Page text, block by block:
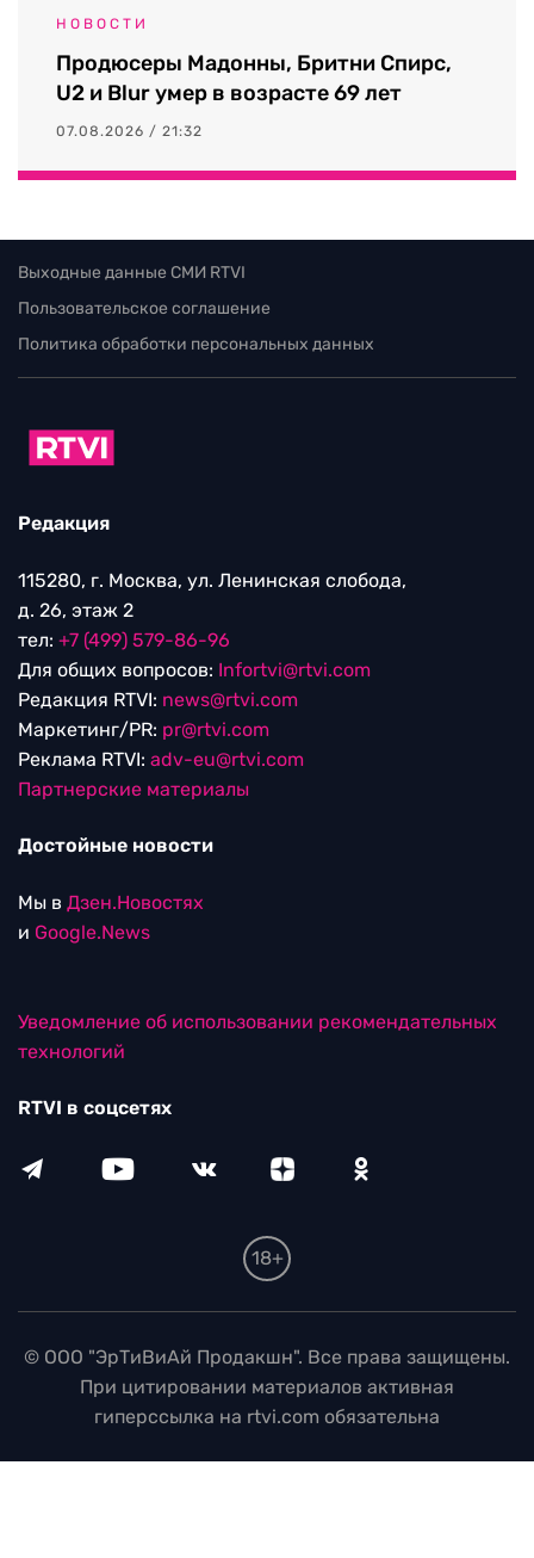
НОВОСТИ
Продюсеры Мадонны, Бритни Спирс,
U2 и Blur умер в возрасте 69 лет
07.08.2026 / 21:32
Выходные данные СМИ RTVI
Пользовательское соглашение
Политика обработки персональных данных
Редакция
115280, г. Москва, ул. Ленинская слобода,
д. 26, этаж 2
тел: +7 (499) 579-86-96
Для общих вопросов: Infortvi@rtvi.com
Редакция RTVI: news@rtvi.com
Маркетинг/PR: pr@rtvi.com
Реклама RTVI: adv-eu@rtvi.com
Партнерские материалы
Достойные новости
Мы в Дзен.Новостях
и Google.News
Уведомление об использовании рекомендательных
технологий
RTVI в соцсетях
18+
© ООО "ЭрТиВиАй Продакшн". Все права защищены.
При цитировании материалов активная
гиперссылка на rtvi.com обязательна